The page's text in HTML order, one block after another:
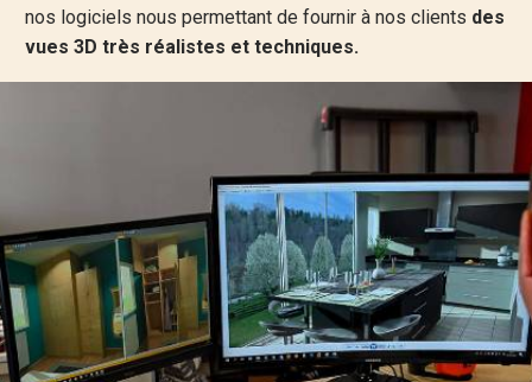
nos logiciels nous permettant de fournir à nos clients des
vues 3D très réalistes et techniques.